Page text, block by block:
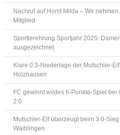
Nachruf auf Horst Milda – Wir
Mitglied
Sportlerehrung Sportjahr 2025:
ausgezeichnet
Klare 0:3-Niederlage der Mutschler-
Holzhausen
FC gewinnt wildes 6-Punkte-Spiel
2:0
Mutschler-Elf überzeugt beim 3:0-
Waiblingen